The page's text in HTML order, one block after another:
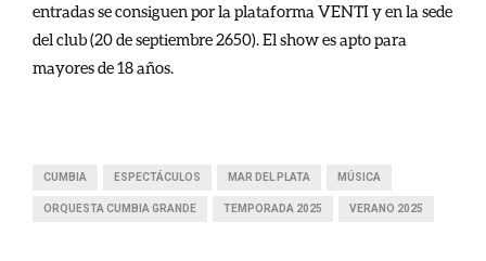
entradas se consiguen por la plataforma VENTI y en la sede
del club (20 de septiembre 2650). El show es apto para
mayores de 18 años.
CUMBIA ESPECTÁCULOS MAR DEL PLATA MÚSICA
ORQUESTA CUMBIA GRANDE TEMPORADA 2025 VERANO 2025